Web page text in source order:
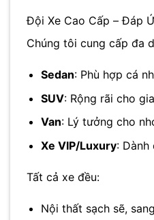
Đội Xe Cao Cấp – Đáp
Chúng tôi cung cấp đa
Sedan: Phù hợp cá
SUV: Rộng rãi cho
Van: Lý tưởng cho
Xe VIP/Luxury: Dành
Tất cả xe đều:
Nội thất sạch sẽ,